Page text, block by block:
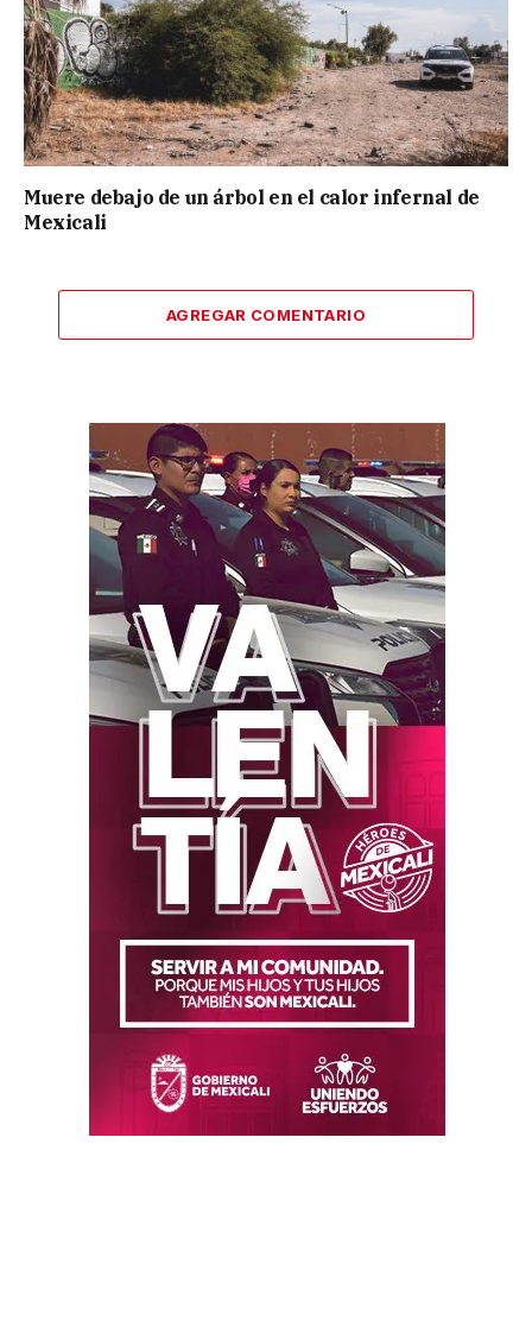
Muere debajo de un árbol en el calor infernal de
Mexicali
AGREGAR COMENTARIO